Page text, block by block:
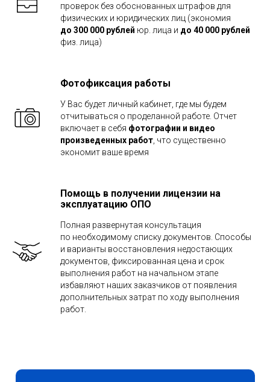
проверок без обоснованных штрафов для
физических и юридических лиц (экономия
до 300 000 рублей юр. лица и до 40 000 рублей
физ. лица)
Фотофиксация работы
У Вас будет личный кабинет, где мы будем
отчитываться о проделанной работе. Отчет
включает в себя фотографии и видео
произведенных работ, что существенно
экономит ваше время
Помощь в получении лицензии на
эксплуатацию ОПО
Полная развернутая консультация
по необходимому списку документов. Способы
и варианты восстановления недостающих
документов, фиксированная цена и срок
выполнения работ на начальном этапе
избавляют наших заказчиков от появления
дополнительных затрат по ходу выполнения
работ.